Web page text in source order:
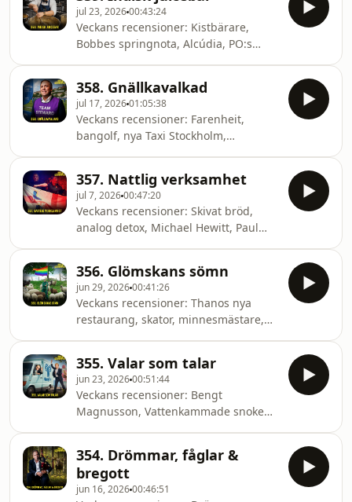
och bilar, pumpa däck i Ljungby,
Bus4You, Clubmaster och Kroatien.
jul 23, 202600:43:24
Veckans recensioner: Kistbärare,
Bobbes springnota, Alcúdia, PO:s
indisk juicebar och fel
lägenhet.&nbsp;
358. Gnällkavalkad
jul 17, 202601:05:38
Veckans recensioner: Farenheit,
bangolf, nya Taxi Stockholm,
toaletter, vägglöss, lila väst, fyllo på
tåget och disk.
357. Nattlig verksamhet
jul 7, 202600:47:20
Veckans recensioner: Skivat bröd,
analog detox, Michael Hewitt, Paul
Bobbe Lager del 2, boka av, tzatziki-
spackel, Recensörerna-GIF:ar, simma
bland korvar och ”diagnosen”
PDA.&nbsp;
356. Glömskans sömn
jun 29, 202600:41:26
Veckans recensioner: Thanos nya
restaurang, skator, minnesmästare,
personer man inte messat på länge,
Trumps tappade karisma, Ginna
Lindberg, regnbågen, ”Capafanten”,
tyska bögfår och framtidens
onanister.
355. Valar som talar
jun 23, 202600:51:44
Veckans recensioner: Bengt
Magnusson, Vattenkammade snoken,
saker på kylskåpet, nukleärt avfall i
fickan, valar som talar, trött på
korallrev, Bobbes profetia, ”Mr. Four
354. Drömmar, fåglar &
bregott
jun 16, 202600:46:51